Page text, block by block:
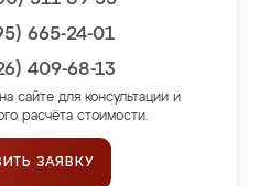
665-24-01
409-68-13
сайте для консультации и
расчёта стоимости.
ЗАЯВКУ